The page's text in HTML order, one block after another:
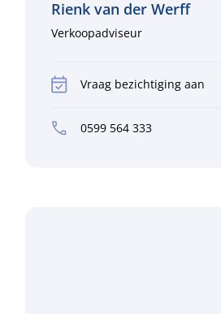
Rienk van der Werff
Verkoopadviseur
Vraag bezichtiging aan
0599 564 333